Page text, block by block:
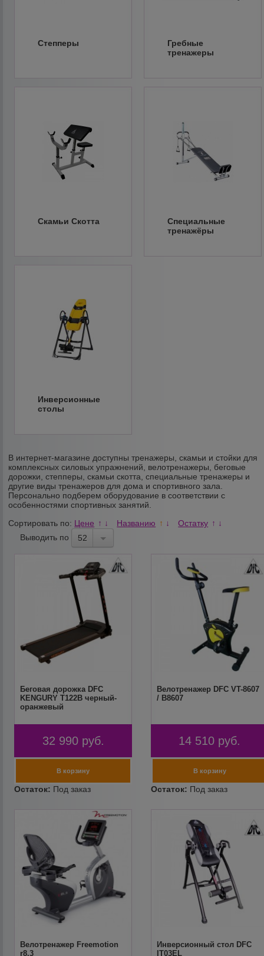
Степперы
Гребные
тренажеры
Скамьи Скотта
Специальные
тренажёры
Инверсионные
столы
В интернет-магазине доступны тренажеры, скамьи и стойки для
комплексных силовых упражнений, велотренажеры, беговые
дорожки, степперы, скамьи скотта, специальные тренажеры и
другие виды тренажеров для дома и спортивного зала.
Персонально подберем оборудование в соответствии с
особенностями спортивных занятий.
Сортировать по: Цене ↑ ↓ Названию ↑ ↓ Остатку ↑ ↓
Выводить по 52
Беговая дорожка DFC
KENGURY T122B черный-
оранжевый
32 990 руб.
Велотренажер DFC VT-8607
/ B8607
14 510 руб.
Велотренажер Freemotion
r8.3
Инверсионный стол DFC
IT03EL